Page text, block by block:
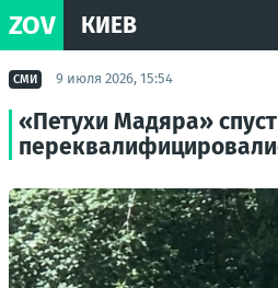
ZOV КИЕВ
СМИ 9 июля 2026, 15:54
«Петухи Мадяра»